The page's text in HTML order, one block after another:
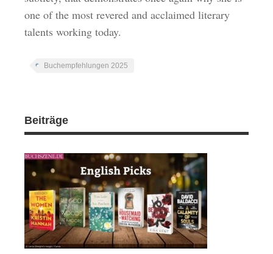
one of the most revered and acclaimed literary
talents working today.
Buchempfehlungen 2025
Beiträge